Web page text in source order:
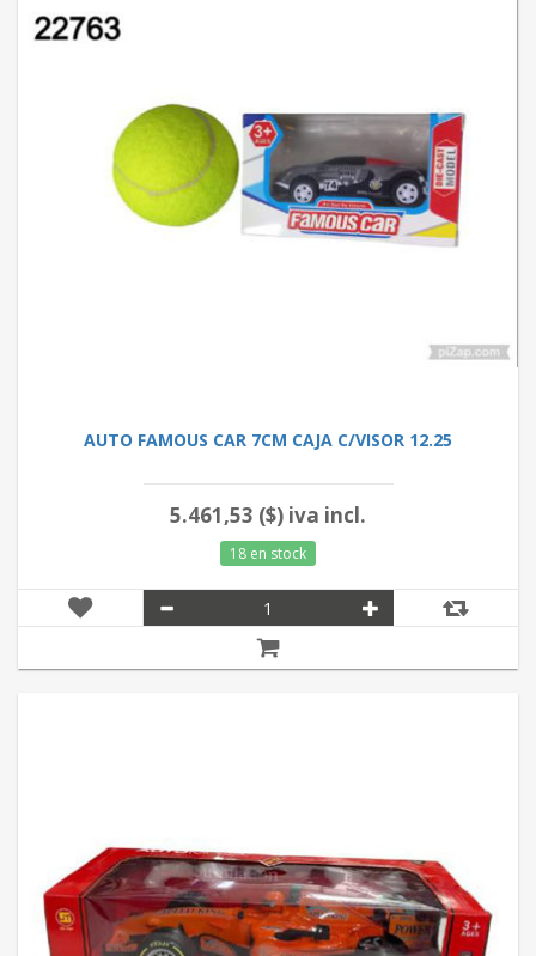
AUTO FAMOUS CAR 7CM CAJA C/VISOR 12.25
5.461,53 ($) iva incl.
18 en stock